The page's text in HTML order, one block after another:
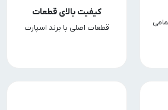
کیفیت بالای قطعات
قطعات اصلی با برند اسپارت